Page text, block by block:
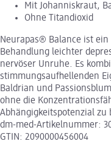
Mit Johanniskraut,
Ohne Titandioxid
Neurapas® Balance ist
Behandlung leichter
nervöser Unruhe. Es
stimmungsaufhellenden
Baldrian und
ohne die
Abhängigkeitspotenzial zu
dm-med-Artikelnummer:
GTIN: 2090000456004